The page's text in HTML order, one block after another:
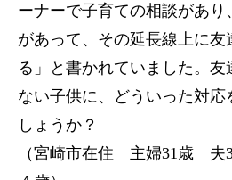
ーナーで子育ての相談があり
があって、その延長線上に友
る」と書かれていました。
ない子供に、どういった対
しょうか？
（宮崎市在住 主婦31歳